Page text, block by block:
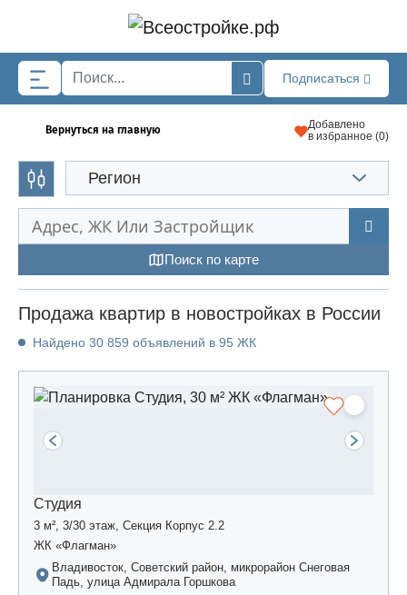
Подписаться
Вернуться на главную
Добавлено
в избранное (0)
Регион
Поиск по карте
Продажа квартир в новостройках в России
Найдено 30 859 объявлений в 95 ЖК
Студия
3 м², 3/30 этаж, Секция Корпус 2.2
ЖК «Флагман»
Владивосток, Советский район, микрорайон Снеговая
Падь, улица Адмирала Горшкова